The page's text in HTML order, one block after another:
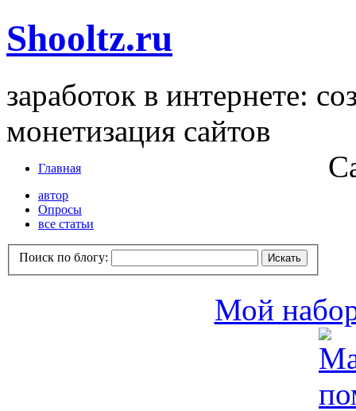
Shooltz.ru
заработок в интернете:
монетизация сайтов
Главная
автор
Опросы
все статьи
Поиск по блогу:
Мой